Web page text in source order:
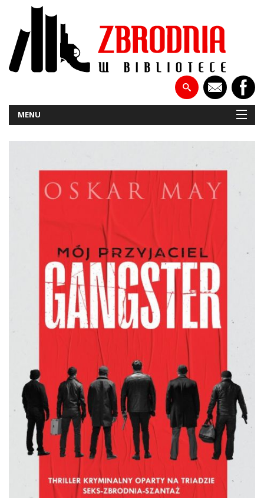
MENU
NOWOŚCI
PATRONATY
RECENZJE
DO CZYTANIA
NA EKRANIE
KONTAKT